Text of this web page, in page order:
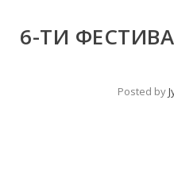
6-ТИ
Posted by